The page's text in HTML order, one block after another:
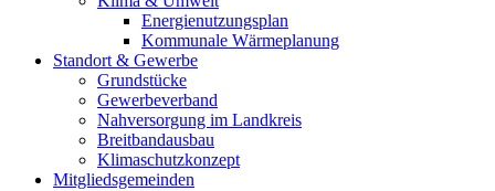
Energienutzungsplan
Kommunale Wärmeplanung
Standort & Gewerbe
Grundstücke
Gewerbeverband
Nahversorgung im Landkreis
Breitbandausbau
Klimaschutzkonzept
Mitgliedsgemeinden